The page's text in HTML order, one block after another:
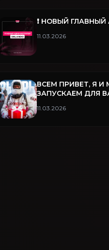
❗️ НОВЫЙ
11.03.2026
ВСЕМ ПРИВЕТ, Я И
ЗАПУСКАЕМ ДЛЯ
11.03.2026